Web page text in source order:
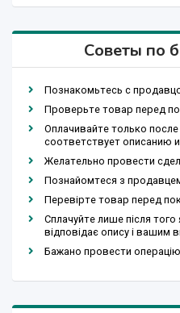
Советы по
Познакомьтесь с
Проверьте товар перед
Оплачивайте только
соответствует описанию
Желательно провести
Познайомтеся з продавцем
Перевірте товар перед
Сплачуйте лише після
відповідає опису і вашим
Бажано провести